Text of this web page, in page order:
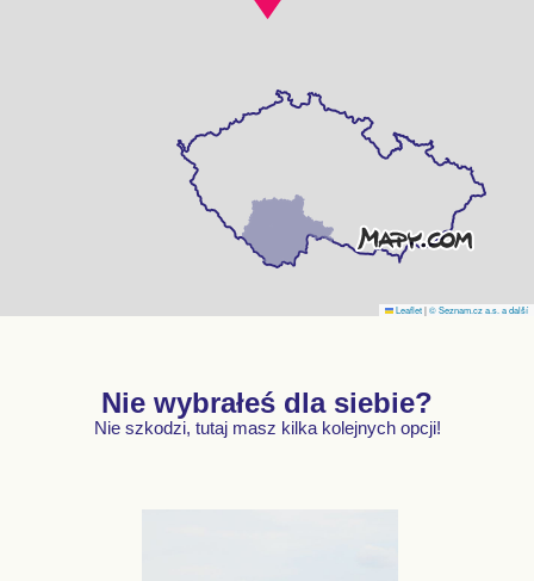
Leaflet|© Seznam.cz a.s. a další
Nie wybrałeś dla siebie?
Nie szkodzi, tutaj masz kilka kolejnych opcji!